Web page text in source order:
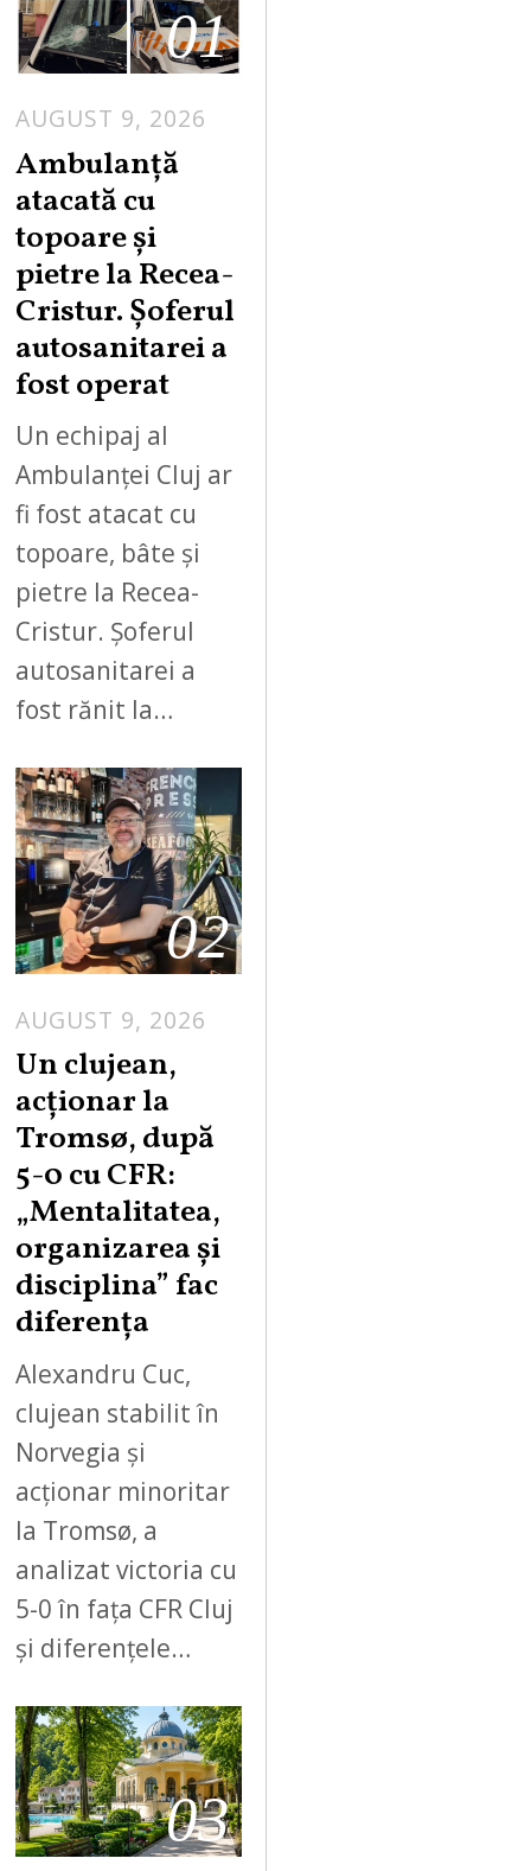
01
AUGUST 9, 2026
Ambulanță
atacată cu
topoare și
pietre la Recea-
Cristur. Șoferul
autosanitarei a
fost operat
Un echipaj al
Ambulanței Cluj ar
fi fost atacat cu
topoare, bâte și
pietre la Recea-
Cristur. Șoferul
autosanitarei a
fost rănit la…
02
AUGUST 9, 2026
Un clujean,
acționar la
Tromsø, după
5-0 cu CFR:
„Mentalitatea,
organizarea și
disciplina” fac
diferența
Alexandru Cuc,
clujean stabilit în
Norvegia și
acționar minoritar
la Tromsø, a
analizat victoria cu
5-0 în fața CFR Cluj
și diferențele…
03